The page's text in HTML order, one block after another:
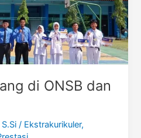
di ONSB dan
S.Si/ Ekstrakurikuler,